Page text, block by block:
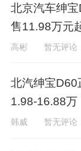
北京汽车绅
售11.98万元
高彬 暂无评论
北汽绅宝D60
1.98-16.88万
韩威 暂无评论